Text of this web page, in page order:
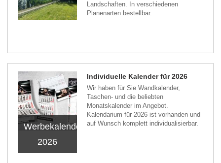
Landschaften. In verschiedenen
Planenarten bestellbar.
Werbekalender
2026
Individuelle Kalender für 2026
Wir haben für Sie Wandkalender,
Taschen- und die beliebten
Monatskalender im Angebot.
Kalendarium für 2026 ist vorhanden und
auf Wunsch komplett individualisierbar.